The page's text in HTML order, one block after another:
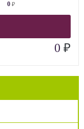
0 ₽
0 ₽